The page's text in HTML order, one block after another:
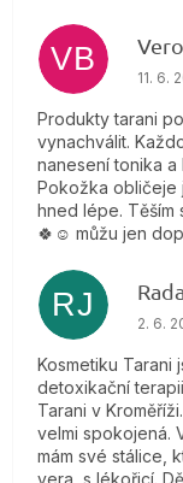
VB
11. 6.
Produkty tarani
vynachválit.
nanesení tonika a
Pokožka obličeje
hned lépe. Těším
🍀☺️ můžu jen
RJ
2. 6.
Kosmetiku Tarani
detoxikační
Tarani v
velmi spokojená.
mám své stálice,